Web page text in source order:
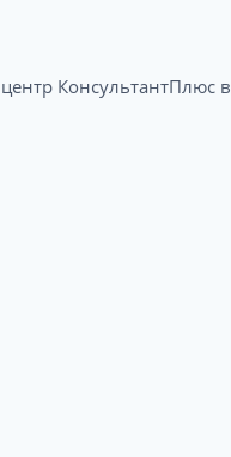
КонсультантПлюс в